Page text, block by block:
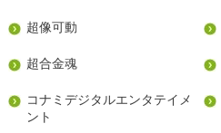
超像可動
超合金魂
コナミデジタルエンタテイメ
ント